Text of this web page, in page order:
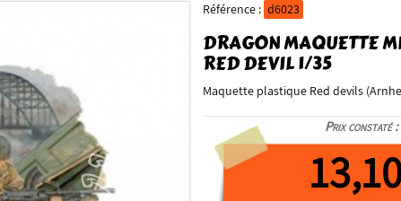
Référence : d6023
DRAGON MAQUETTE
RED DEVIL 1/35
Maquette plastique Red devils
Prix constaté